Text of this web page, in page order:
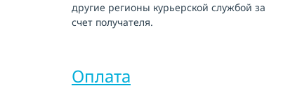
другие регионы курьерской службой за
счет получателя.
Оплата